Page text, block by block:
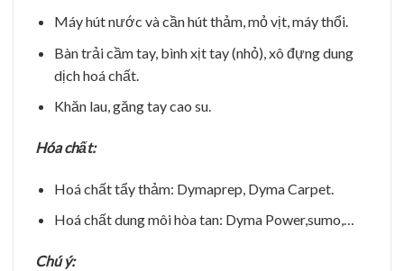
Máy hút nước và cần hút thảm, mỏ vịt, máy thổi.
Bàn trải cầm tay, bình xịt tay (nhỏ), xô đựng dung
dịch hoá chất.
Khăn lau, găng tay cao su.
Hóa chất:
Hoá chất tẩy thảm: Dymaprep, Dyma Carpet.
Hoá chất dung môi hòa tan: Dyma Power,sumo,…
Chú ý: